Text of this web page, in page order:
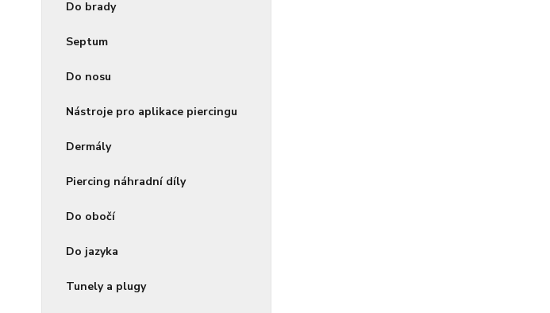
Do brady
Septum
Do nosu
Nástroje pro aplikace piercingu
Dermály
Piercing náhradní díly
Do obočí
Do jazyka
Tunely a plugy